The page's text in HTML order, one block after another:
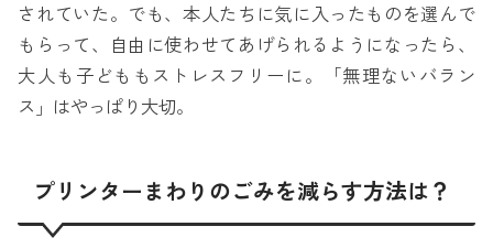
されていた。でも、本人たちに気に入ったものを選んで
もらって、自由に使わせてあげられるようになったら、
大人も子どももストレスフリーに。「無理ないバラン
ス」はやっぱり大切。
プリンターまわりのごみを減らす方法は？